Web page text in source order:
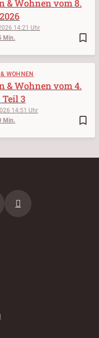
bookmark_border
14:21
Min.
& Wohnen vom 8.
WOHNEN
bookmark_border
14:51
Min.
& Wohnen vom 4.
3